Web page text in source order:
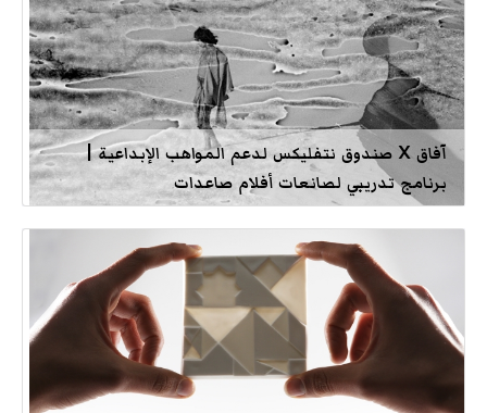
آفاق X صندوق نتفليكس لدعم المواهب الإبداعية |
برنامج تدريبي لصانعات أفلام صاعدات